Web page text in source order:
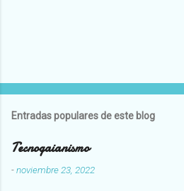
Entradas populares de este blog
Tecnogaianismo
-noviembre 23, 2022